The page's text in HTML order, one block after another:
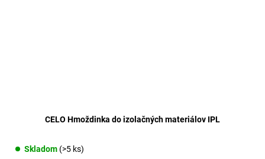
CELO Hmoždinka do izolačných materiálov IPL
Skladom (>5 ks)